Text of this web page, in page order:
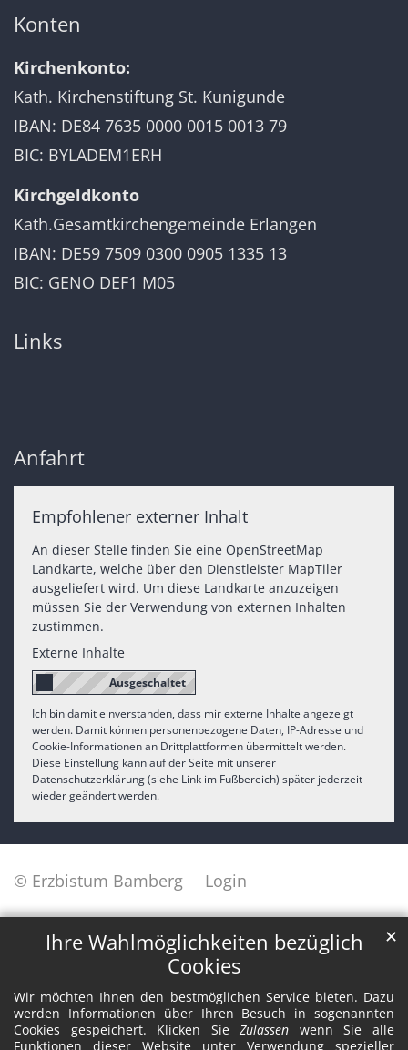
Ihre Wahlmöglichkeiten bezüglich
Cookies
Wir möchten Ihnen den bestmöglichen Service bieten. Dazu
werden Informationen über Ihren Besuch in sogenannten
Cookies gespeichert. Klicken SieZulassen wenn Sie alle
Funktionen dieser Website unter Verwendung spezieller
✕
Konten
Kirchenkonto:
Kath. Kirchenstiftung St. Kunigunde
IBAN: DE84 7635 0000 0015 0013 79
BIC: BYLADEM1ERH
Kirchgeldkonto
Kath.Gesamtkirchengemeinde Erlangen
IBAN: DE59 7509 0300 0905 1335 13
BIC: GENO DEF1 M05
Links
Anfahrt
Empfohlener externer Inhalt
An dieser Stelle finden Sie eine OpenStreetMap
Landkarte, welche über den Dienstleister MapTiler
ausgeliefert wird. Um diese Landkarte anzuzeigen
müssen Sie der Verwendung von externen Inhalten
zustimmen.
Externe Inhalte
Ich bin damit einverstanden, dass mir externe Inhalte angezeigt
werden. Damit können personenbezogene Daten, IP-Adresse und
Cookie-Informationen an Drittplattformen übermittelt werden.
Diese Einstellung kann auf der Seite mit unserer
Datenschutzerklärung (siehe Link im Fußbereich) später jederzeit
wieder geändert werden.
© Erzbistum Bamberg Login